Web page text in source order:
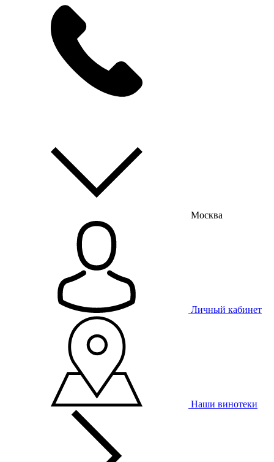
Москва
Личный кабинет
Наши винотеки